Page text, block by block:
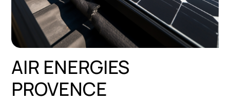
AIR ENERGIES
PROVENCE